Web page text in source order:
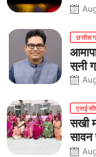
सुनी
सखी
सावन